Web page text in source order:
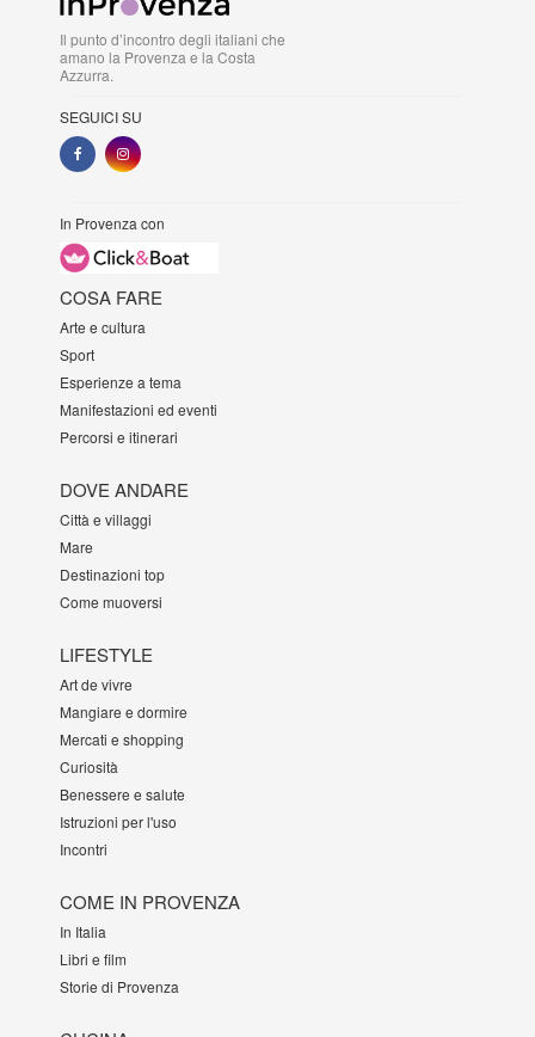
Il punto d’incontro degli italiani che
amano la Provenza e la Costa
Azzurra.
SEGUICI SU
In Provenza con
COSA FARE
Arte e cultura
Sport
Esperienze a tema
Manifestazioni ed eventi
Percorsi e itinerari
DOVE ANDARE
Città e villaggi
Mare
Destinazioni top
Come muoversi
LIFESTYLE
Art de vivre
Mangiare e dormire
Mercati e shopping
Curiosità
Benessere e salute
Istruzioni per l'uso
Incontri
COME IN PROVENZA
In Italia
Libri e film
Storie di Provenza